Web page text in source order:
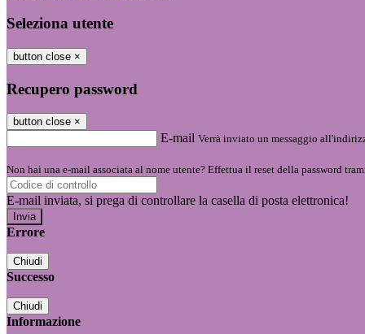
Seleziona utente
button close ×
Recupero password
button close ×
E-mail Verrà inviato un messaggio
Non hai una e-mail associata al nome utente? Effettua il reset della password
E-mail inviata, si prega di controllare la casella di posta elettronica!
Errore
Chiudi
Successo
Chiudi
Informazione